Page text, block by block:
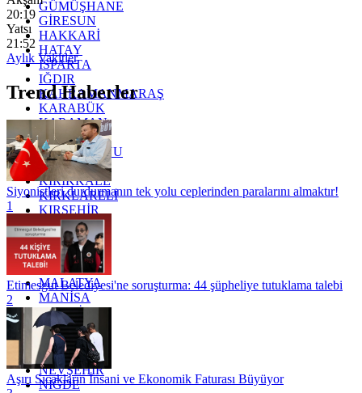
GÜMÜŞHANE
GİRESUN
HAKKARİ
HATAY
ISPARTA
IĞDIR
KAHRAMANMARAŞ
KARABÜK
KARAMAN
KARS
KASTAMONU
KAYSERİ
KIRIKKALE
KIRKLARELİ
KIRŞEHİR
KOCAELİ
KONYA
KÜTAHYA
KİLİS
MALATYA
MANİSA
MARDİN
MERSİN
MUĞLA
MUŞ
NEVŞEHİR
NİĞDE
20:19
Yatsı
21:52
Aylık Vakitler
Trend Haberler
Siyonistleri durdurmanın tek yolu ceplerinden paralarını almaktır!
1
Etimesgut Belediyesi'ne soruşturma: 44 şüpheliye tutuklama talebi
2
Aşırı Sıcakların İnsani ve Ekonomik Faturası Büyüyor